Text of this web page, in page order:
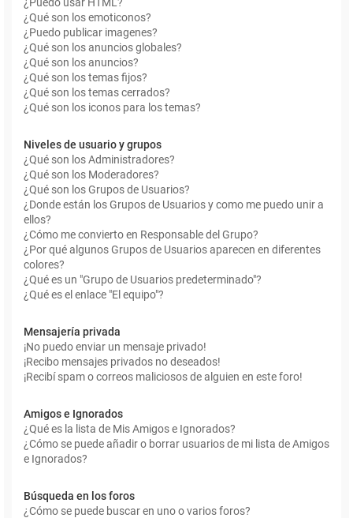
¿Qué son los emoticonos?
¿Puedo publicar imagenes?
¿Qué son los anuncios globales?
¿Qué son los anuncios?
¿Qué son los temas fijos?
¿Qué son los temas cerrados?
¿Qué son los iconos para los temas?
Niveles de usuario y grupos
¿Qué son los Administradores?
¿Qué son los Moderadores?
¿Qué son los Grupos de Usuarios?
¿Donde están los Grupos de Usuarios y como me puedo unir a
ellos?
¿Cómo me convierto en Responsable del Grupo?
¿Por qué algunos Grupos de Usuarios aparecen en diferentes
colores?
¿Qué es un "Grupo de Usuarios predeterminado"?
¿Qué es el enlace "El equipo"?
Mensajería privada
¡No puedo enviar un mensaje privado!
¡Recibo mensajes privados no deseados!
¡Recibí spam o correos maliciosos de alguien en este foro!
Amigos e Ignorados
¿Qué es la lista de Mis Amigos e Ignorados?
¿Cómo se puede añadir o borrar usuarios de mi lista de Amigos
e Ignorados?
Búsqueda en los foros
¿Cómo se puede buscar en uno o varios foros?